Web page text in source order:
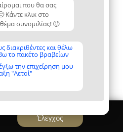
που θα σας
Κάντε κλικ στο
συνομιλίας! 🙂
διακριθέντες και θέλω
το πακέτο βραβείων
την επιχείρηση μου
"Αετοί"
Έλεγχος